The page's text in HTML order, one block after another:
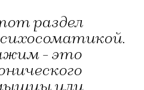
раздел
- это